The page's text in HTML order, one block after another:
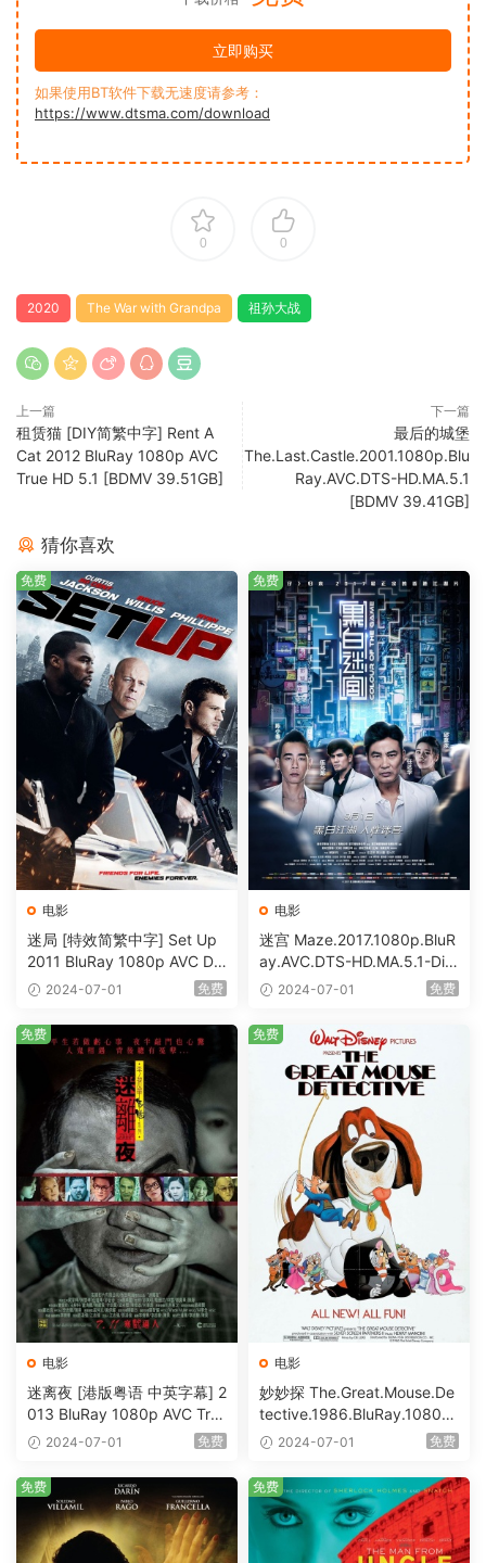
立即购买
如果使用BT软件下载无速度请参考：
https://www.dtsma.com/download
0 0
2020 The War with Grandpa 祖孙大战
上一篇
租赁猫 [DIY简繁中字] Rent A
Cat 2012 BluRay 1080p AVC
True HD 5.1 [BDMV 39.51GB]
下一篇
最后的城堡
The.Last.Castle.2001.1080p.Blu
Ray.AVC.DTS-HD.MA.5.1
[BDMV 39.41GB]
猜你喜欢
电影
迷局 [特效简繁中字] Set Up
2011 BluRay 1080p AVC DT
S-HD MA5.1-shhaclm@CHD
2024-07-01 免费
免费
电影
迷宫 Maze.2017.1080p.BluR
ay.AVC.DTS-HD.MA.5.1-DiY
@HDHome [BDISO 19.7GB]
2024-07-01 免费
免费
电影
迷离夜 [港版粤语 中英字幕] 2
013 BluRay 1080p AVC Tru
eHD5.1 [BDISO 22.64GB]
2024-07-01 免费
免费
电影
妙妙探 The.Great.Mouse.De
tective.1986.BluRay.1080p.
AVC.DTS-HD.MA.5.1-HDHo
2024-07-01 免费
免费
免费 免费